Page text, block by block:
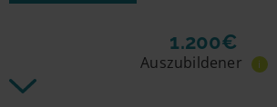
1.200€
Auszubildener i